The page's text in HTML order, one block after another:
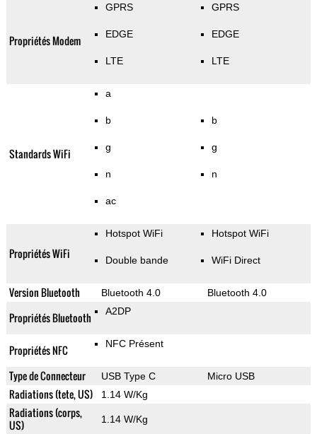
Propriétés Modem
GPRS
EDGE
LTE
GPRS
EDGE
LTE
Standards WiFi
a
b
g
n
ac
b
g
n
Propriétés WiFi
Hotspot WiFi
Double bande
Hotspot WiFi
WiFi Direct
Version Bluetooth Bluetooth 4.0 Bluetooth 4.0
Propriétés Bluetooth A2DP
Propriétés NFC NFC Présent
Type de Connecteur USB Type C Micro USB
Radiations (tete, US) 1.14 W/Kg
Radiations (corps,
US)
1.14 W/Kg